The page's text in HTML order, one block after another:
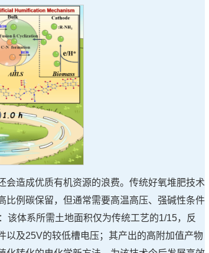
会造成优质有机资源的浪费。传统好氧堆肥技术
比例碳保留，但通常需要高温高压、强碱性条件
该体系所需土地面积仅为传统工艺的1/15，反
以及25V的较低槽电压；其产出的高附加值产物